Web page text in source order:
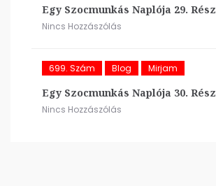
Egy Szocmunkás Naplója 29. Rész
Nincs Hozzászólás
699. Szám Blog Mirjam
Egy Szocmunkás Naplója 30. Rész
Nincs Hozzászólás